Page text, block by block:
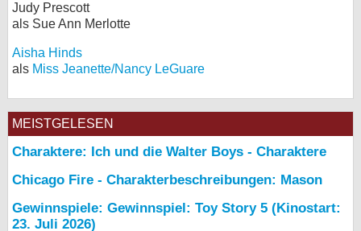
Judy Prescott
als Sue Ann Merlotte
Aisha Hinds
als Miss Jeanette/Nancy LeGuare
MEISTGELESEN
Charaktere: Ich und die Walter Boys - Charaktere
Chicago Fire - Charakterbeschreibungen: Mason
Gewinnspiele: Gewinnspiel: Toy Story 5 (Kinostart:
23. Juli 2026)